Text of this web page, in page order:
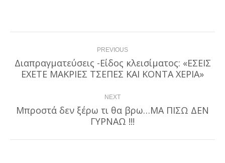
navigation PREVIOUS
Previous
post:
Διαπραγματεύσεις -Είδος κλεισίματος: «ΕΣΕΙΣ
ΕΧΕΤΕ ΜΑΚΡΙΕΣ ΤΣΕΠΕΣ ΚΑΙ ΚΟΝΤΑ ΧΕΡΙΑ»
NEXT
Next
post:
Μπροστά δεν ξέρω τι θα βρω…ΜΑ ΠΙΣΩ ΔΕΝ
ΓΥΡΝΑΩ !!!